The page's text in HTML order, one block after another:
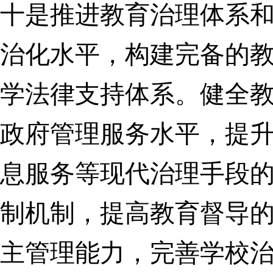
十是推进教育治理体系
治化水平，构建完备的
学法律支持体系。健全
政府管理服务水平，提
息服务等现代治理手段
制机制，提高教育督导
主管理能力，完善学校